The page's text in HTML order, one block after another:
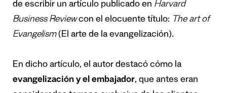
de escribir un artículo publicado en Harvard
Business Reviewcon el elocuente título: The art of
Evangelism(El arte de la evangelización).
En dicho artículo, el autor destacó cómo la
evangelización y el embajador, que antes eran